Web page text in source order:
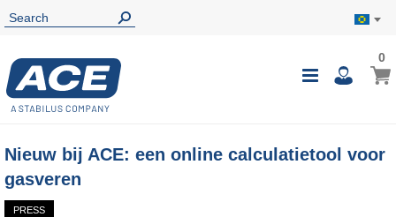
Toggle
My
00
Nieuw bij ACE: een online calculatietool voor
gasveren
PRESS